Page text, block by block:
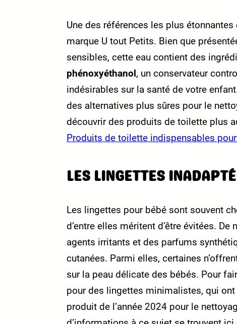
Une des références les plus
marque U tout Petits. Bien que
sensibles, cette eau contient des
phénoxyéthanol, un conservateur
indésirables sur la santé de votre
des alternatives plus sûres pour le
découvrir des produits de toilette plus
Produits de toilette indispensables
LES LINGETTES
Les lingettes pour bébé sont souvent
d’entre elles méritent d’être évitées.
agents irritants et des parfums
cutanées. Parmi elles, certaines
sur la peau délicate des bébés. Pour
pour des lingettes minimalistes, qui
produit de l’année 2024 pour le